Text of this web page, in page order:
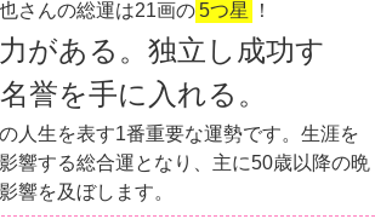
さんの総運は21画の5つ星 ！
がある。独立し成功す
誉を手に入れる。
人生を表す1番重要な運勢です。生涯を
響する総合運となり、主に50歳以降の晩
響を及ぼします。